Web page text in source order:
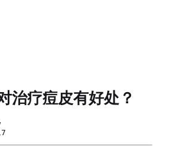
治疗痘皮有好处？